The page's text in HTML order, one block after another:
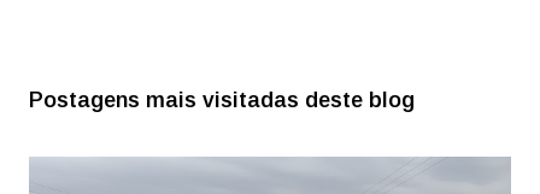
Postagens mais visitadas deste blog